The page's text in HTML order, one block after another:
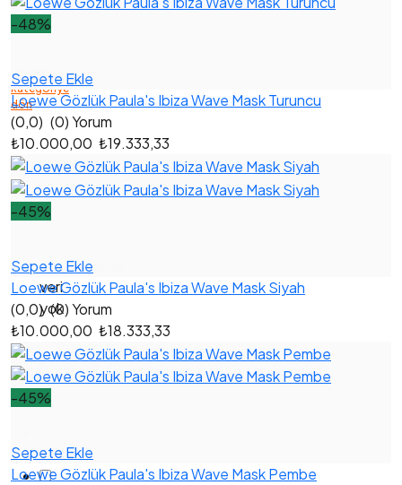
KATEGORILER
Önceki
kategoriye
dön
Gösterilecek
veri
yok
MARKALAR
Gucci
-48%
Sepete Ekle
Loewe Gözlük Paula's Ibiza Wave Mask Turuncu
(0,0) (0) Yorum
₺10.000,00 ₺19.333,33
-45%
Sepete Ekle
Loewe Gözlük Paula's Ibiza Wave Mask Siyah
(0,0) (0) Yorum
₺10.000,00 ₺18.333,33
-45%
Sepete Ekle
Loewe Gözlük Paula's Ibiza Wave Mask Pembe